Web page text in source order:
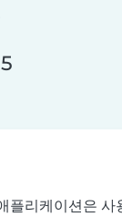
플리케이션은 사